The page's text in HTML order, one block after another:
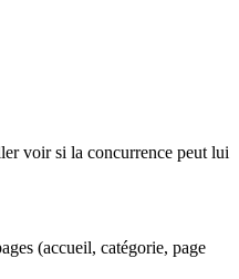
voir si la concurrence peut lui
(accueil, catégorie, page